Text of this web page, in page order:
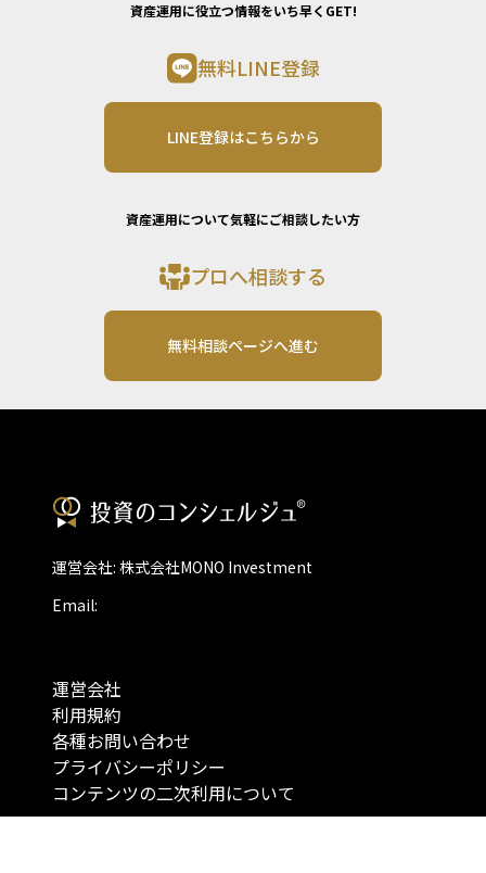
資産運用に役立つ情報をいち早くGET!
無料LINE登録
LINE登録はこちらから
資産運用について気軽にご相談したい方
プロへ相談する
無料相談ページへ進む
運営会社: 株式会社MONO Investment
Email:
運営会社
利用規約
各種お問い合わせ
プライバシーポリシー
コンテンツの二次利用について